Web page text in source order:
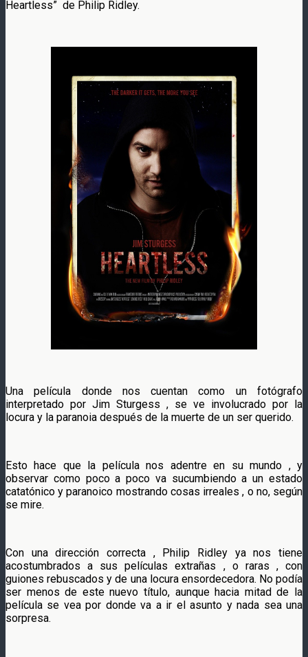
Heartless” de Philip Ridley.
Una película donde nos cuentan como un fotógrafo
interpretado por Jim Sturgess , se ve involucrado por la
locura y la paranoia después de la muerte de un ser querido.
Esto hace que la película nos adentre en su mundo , y
observar como poco a poco va sucumbiendo a un estado
catatónico y paranoico mostrando cosas irreales , o no, según
se mire.
Con una dirección correcta , Philip Ridley ya nos tiene
acostumbrados a sus películas extrañas , o raras , con
guiones rebuscados y de una locura ensordecedora. No podía
ser menos de este nuevo título, aunque hacia mitad de la
película se vea por donde va a ir el asunto y nada sea una
sorpresa.